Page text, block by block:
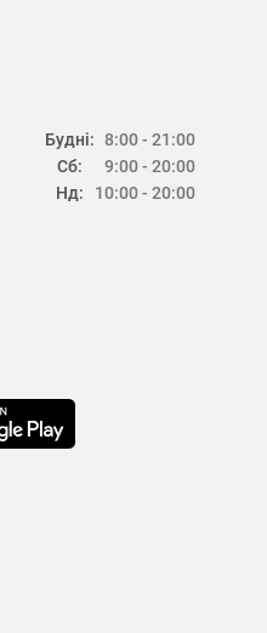
Будні:
Сб:
Нд:
8:00 - 21:00
9:00 - 20:00
10:00 - 20:00